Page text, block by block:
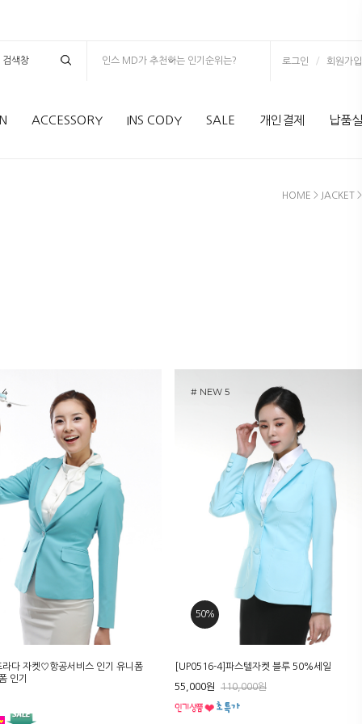
인스 MD가 추천하는 인기순위는? 로그인 / 회원가입
ACCESSORY INS CODY SALE 개인결제 납품
HOME > JACKET
4
라다 자켓♡항공서비스 인기 유니폼
인기
# NEW 5
50%
[UP0516-4]파스텔자켓 블루 50%세일
55,000원 110,000원